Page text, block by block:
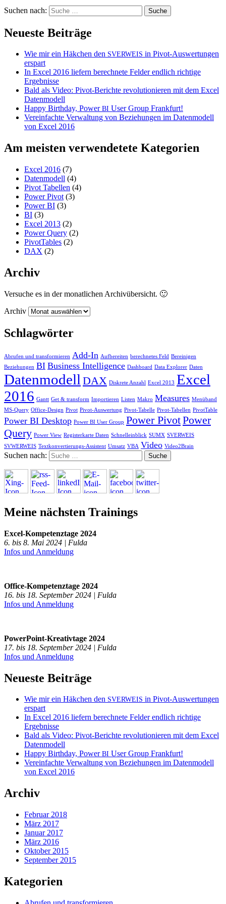
Suchen nach:
Neueste Beiträge
Wie mir ein Häkchen den SVERWEIS in Pivot-Auswertungen
erspart
In Excel 2016 liefern berechnete Felder endlich richtige
Ergebnisse
Bald als Video: Pivot-Berichte revolutionieren mit dem Excel
Datenmodell
Happy Birthday, PowerBI User Group Frankfurt!
Vereinfachte Verwaltung von Beziehungen im Datenmodell
von Excel 2016
Am meisten verwendetete Kategorien
Excel 2016 (7)
Datenmodell (4)
Pivot Tabellen (4)
Power Pivot (3)
Power BI (3)
BI (3)
Excel 2013 (2)
Power Query (2)
PivotTables (2)
DAX (2)
Archiv
Versuche es in der monatlichen Archivübersicht. 🙂
Archiv
Schlagwörter
Abrufen und transformieren Add-In Aufbereiten berechnetes Feld Bereinigen
Beziehungen BI Business Intelligence Dashboard Data Explorer Daten
Datenmodell DAX Diskrete Anzahl Excel 2013 Excel
2016 Gantt Get & transform Importieren Listen Makro Measures Menüband
MS-Query Office-Design Pivot Pivot-Auswertung Pivot-Tabelle Pivot-Tabellen PivotTable
Power BI Desktop Power BI User Group Power PivotPower
Query Power View Registerkarte Daten Schnelleinblick SUMX SVERWEIS
SVWERWEIS Textkonvertierungs-Assistent Umsatz VBA Video Video2Brain
Suchen nach:
Meine nächsten Trainings
Excel-Kompetenztage 2024
6. bis 8. Mai 2024 | Fulda
Infos und Anmeldung
Office-Kompetenztage 2024
16. bis 18. September 2024 | Fulda
Infos und Anmeldung
PowerPoint-Kreativtage 2024
17. bis 18. September 2024 | Fulda
Infos und Anmeldung
Neueste Beiträge
Wie mir ein Häkchen den SVERWEIS in Pivot-Auswertungen
erspart
In Excel 2016 liefern berechnete Felder endlich richtige
Ergebnisse
Bald als Video: Pivot-Berichte revolutionieren mit dem Excel
Datenmodell
Happy Birthday, PowerBI User Group Frankfurt!
Vereinfachte Verwaltung von Beziehungen im Datenmodell
von Excel 2016
Archiv
Februar 2018
März 2017
Januar 2017
März 2016
Oktober 2015
September 2015
Kategorien